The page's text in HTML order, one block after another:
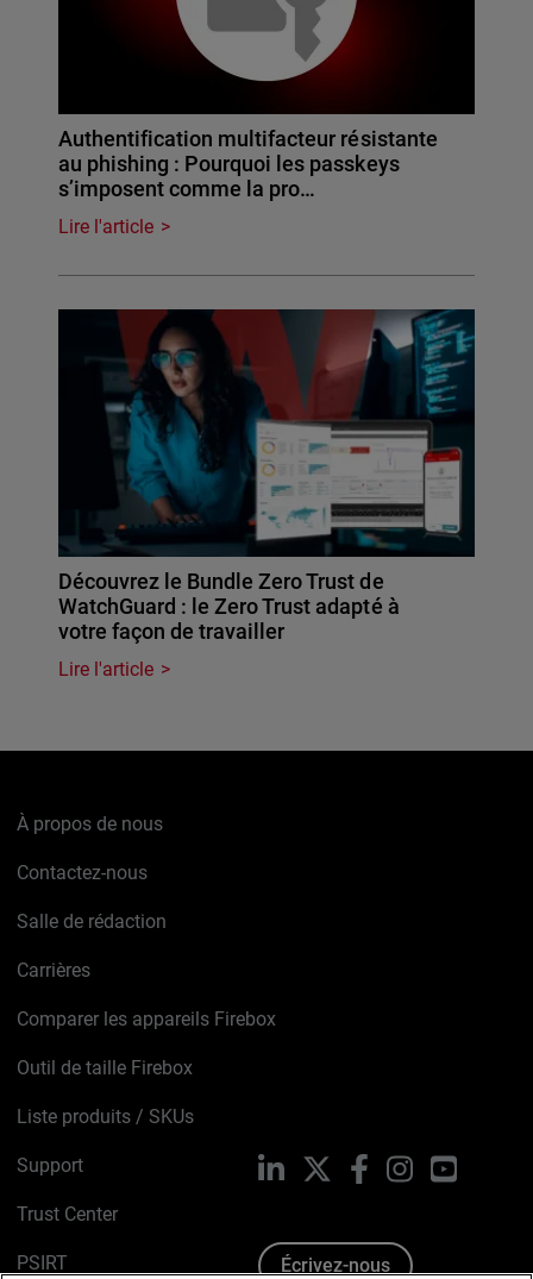
Authentification multifacteur résistante
au phishing : Pourquoi les passkeys
s’imposent comme la pro…
Lire l'article
Découvrez le Bundle Zero Trust de
WatchGuard : le Zero Trust adapté à
votre façon de travailler
Lire l'article
À propos de nous
Contactez-nous
Salle de rédaction
Carrières
Comparer les appareils Firebox
Outil de taille Firebox
Liste produits / SKUs
Support
Trust Center
PSIRT
LinkedIn FacebookInstagramYouTube
Écrivez-nous